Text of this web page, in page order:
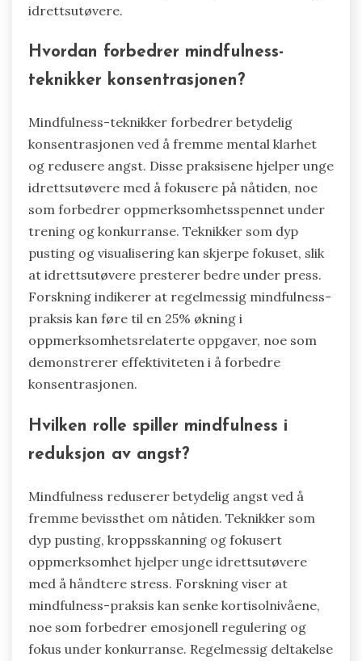
idrettsutøvere.
Hvordan forbedrer mindfulness-
teknikker konsentrasjonen?
Mindfulness-teknikker forbedrer betydelig
konsentrasjonen ved å fremme mental klarhet
og redusere angst. Disse praksisene hjelper unge
idrettsutøvere med å fokusere på nåtiden, noe
som forbedrer oppmerksomhetsspennet under
trening og konkurranse. Teknikker som dyp
pusting og visualisering kan skjerpe fokuset, slik
at idrettsutøvere presterer bedre under press.
Forskning indikerer at regelmessig mindfulness-
praksis kan føre til en 25% økning i
oppmerksomhetsrelaterte oppgaver, noe som
demonstrerer effektiviteten i å forbedre
konsentrasjonen.
Hvilken rolle spiller mindfulness i
reduksjon av angst?
Mindfulness reduserer betydelig angst ved å
fremme bevissthet om nåtiden. Teknikker som
dyp pusting, kroppsskanning og fokusert
oppmerksomhet hjelper unge idrettsutøvere
med å håndtere stress. Forskning viser at
mindfulness-praksis kan senke kortisolnivåene,
noe som forbedrer emosjonell regulering og
fokus under konkurranse. Regelmessig deltakelse